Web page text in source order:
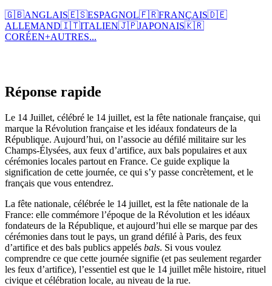
🇬🇧ANGLAIS🇪🇸ESPAGNOL🇫🇷FRANÇAIS🇩🇪
ALLEMAND🇮🇹ITALIEN🇯🇵JAPONAIS🇰🇷
CORÉEN+AUTRES...
Réponse rapide
Le 14 Juillet, célébré le 14 juillet, est la fête nationale française, qui
marque la Révolution française et les idéaux fondateurs de la
République. Aujourd’hui, on l’associe au défilé militaire sur les
Champs-Élysées, aux feux d’artifice, aux bals populaires et aux
cérémonies locales partout en France. Ce guide explique la
signification de cette journée, ce qui s’y passe concrètement, et le
français que vous entendrez.
La fête nationale, célébrée le 14 juillet, est la fête nationale de la
France: elle commémore l’époque de la Révolution et les idéaux
fondateurs de la République, et aujourd’hui elle se marque par des
cérémonies dans tout le pays, un grand défilé à Paris, des feux
d’artifice et des bals publics appelés bals. Si vous voulez
comprendre ce que cette journée signifie (et pas seulement regarder
les feux d’artifice), l’essentiel est que le 14 juillet mêle histoire, rituel
civique et célébration locale, au niveau de la rue.